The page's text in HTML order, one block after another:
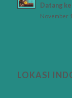
Datang
November
LOKASI